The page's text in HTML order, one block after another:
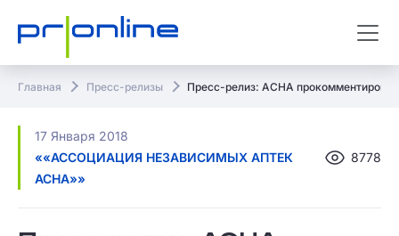
Главная Пресс-релизы Пресс-релиз: АСНА
17 Января 2018
««АССОЦИАЦИЯ НЕЗАВИСИМЫХ АПТЕК
АСНА»»
8778